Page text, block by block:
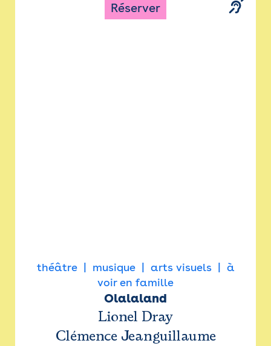
Réserver
théâtre musique arts visuels
à
voir en famille
Olalaland
Lionel Dray
Clémence Jeanguillaume